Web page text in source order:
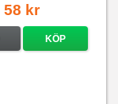
58 kr
KÖP